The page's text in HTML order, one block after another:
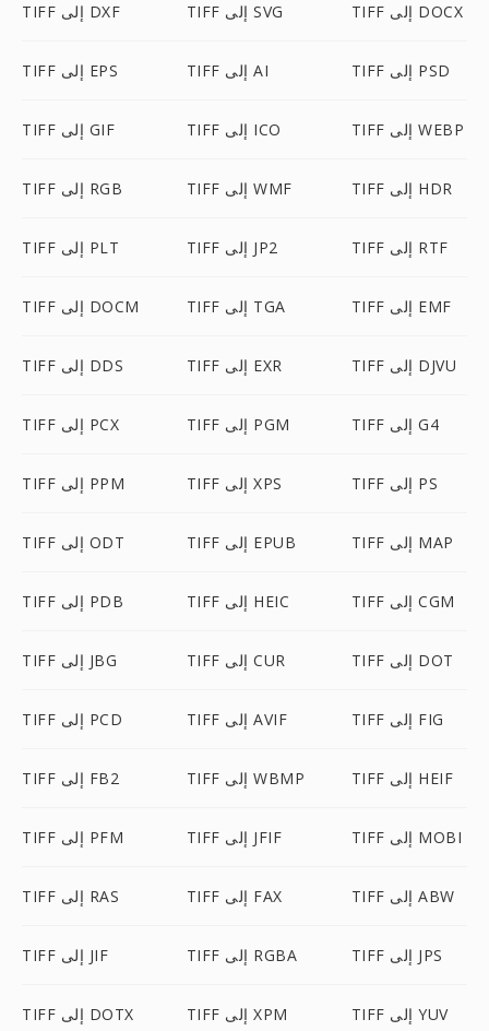
TIFF إلى DXF TIFF إلى SVG TIFF إلى DOCX
TIFF إلى EPS TIFF إلى AI TIFF إلى PSD
TIFF إلى GIF TIFF إلى ICO TIFF إلى WEBP
TIFF إلى RGB TIFF إلى WMF TIFF إلى HDR
TIFF إلى PLT TIFF إلى JP2 TIFF إلى RTF
TIFF إلى DOCM TIFF إلى TGA TIFF إلى EMF
TIFF إلى DDS TIFF إلى EXR TIFF إلى DJVU
TIFF إلى PCX TIFF إلى PGM TIFF إلى G4
TIFF إلى PPM TIFF إلى XPS TIFF إلى PS
TIFF إلى ODT TIFF إلى EPUB TIFF إلى MAP
TIFF إلى PDB TIFF إلى HEIC TIFF إلى CGM
TIFF إلى JBG TIFF إلى CUR TIFF إلى DOT
TIFF إلى PCD TIFF إلى AVIF TIFF إلى FIG
TIFF إلى FB2 TIFF إلى WBMP TIFF إلى HEIF
TIFF إلى PFM TIFF إلى JFIF TIFF إلى MOBI
TIFF إلى RAS TIFF إلى FAX TIFF إلى ABW
TIFF إلى JIF TIFF إلى RGBA TIFF إلى JPS
TIFF إلى DOTX TIFF إلى XPM TIFF إلى YUV